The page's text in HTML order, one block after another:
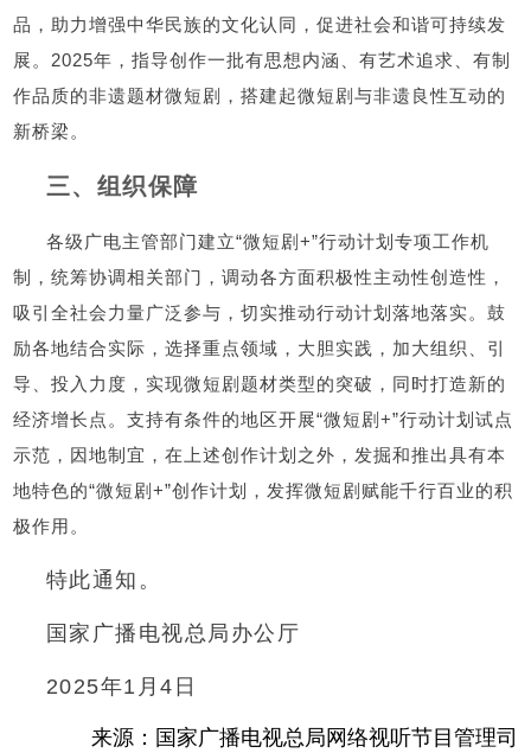
品，助力增强中华民族的文化认同，促进社会和谐可持续发
展。2025年，指导创作一批有思想内涵、有艺术追求、有制
作品质的非遗题材微短剧，搭建起微短剧与非遗良性互动的
新桥梁。
三、组织保障
各级广电主管部门建立“微短剧+”行动计划专项工作机
制，统筹协调相关部门，调动各方面积极性主动性创造性，
吸引全社会力量广泛参与，切实推动行动计划落地落实。鼓
励各地结合实际，选择重点领域，大胆实践，加大组织、引
导、投入力度，实现微短剧题材类型的突破，同时打造新的
经济增长点。支持有条件的地区开展“微短剧+”行动计划试点
示范，因地制宜，在上述创作计划之外，发掘和推出具有本
地特色的“微短剧+”创作计划，发挥微短剧赋能千行百业的积
极作用。
特此通知。
国家广播电视总局办公厅
2025年1月4日
来源：国家广播电视总局网络视听节目管理司